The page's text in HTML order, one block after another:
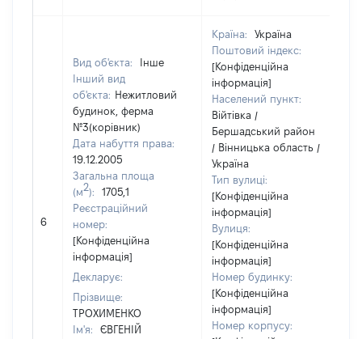
6
Вид об'єкта:
Інше
Інший вид
об'єкта: Нежитловий
будинок, ферма
№3(корівник)
Дата набуття права:
19.12.2005
Загальна площа
(м2):
1705,1
Реєстраційний
номер:
[Конфіденційна
інформація]
Декларує:
Прізвище:
ТРОХИМЕНКО
Ім'я:
ЄВГЕНІЙ
Країна:
Україна
Поштовий індекс:
[Конфіденційна
інформація]
Населений пункт:
Війтівка /
Бершадський район
/ Вінницька область /
Україна
Тип вулиці:
[Конфіденційна
інформація]
Вулиця:
[Конфіденційна
інформація]
Номер будинку:
[Конфіденційна
інформація]
Номер корпусу: